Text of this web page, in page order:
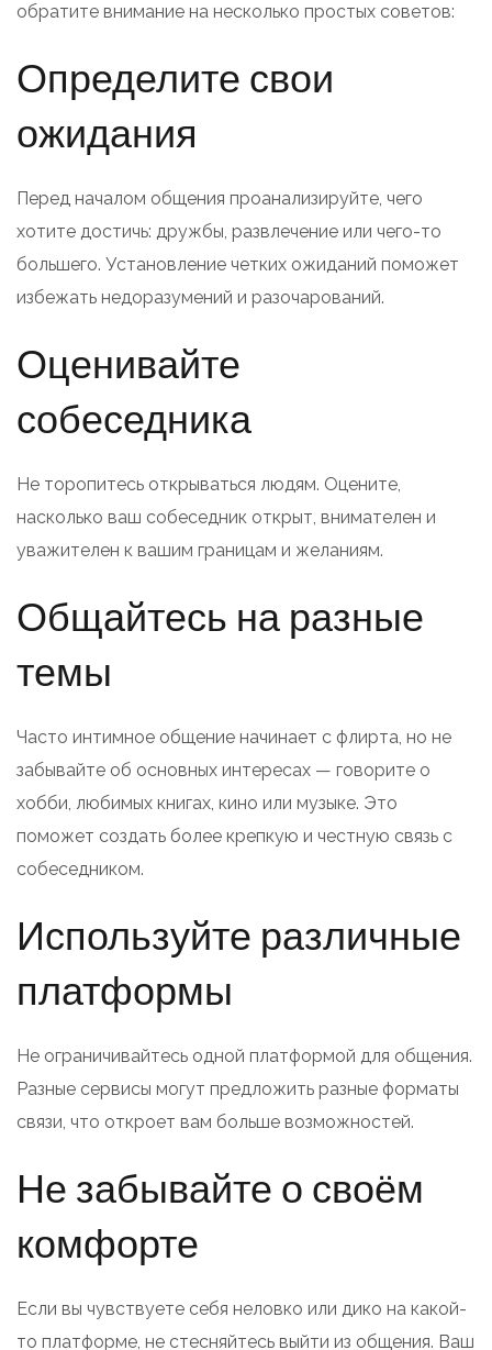
обратите внимание на несколько простых советов:
Определите свои
ожидания
Перед началом общения проанализируйте, чего
хотите достичь: дружбы, развлечение или чего-то
большего. Установление четких ожиданий поможет
избежать недоразумений и разочарований.
Оценивайте
собеседника
Не торопитесь открываться людям. Оцените,
насколько ваш собеседник открыт, внимателен и
уважителен к вашим границам и желаниям.
Общайтесь на разные
темы
Часто интимное общение начинает с флирта, но не
забывайте об основных интересах — говорите о
хобби, любимых книгах, кино или музыке. Это
поможет создать более крепкую и честную связь с
собеседником.
Используйте различные
платформы
Не ограничивайтесь одной платформой для общения.
Разные сервисы могут предложить разные форматы
связи, что откроет вам больше возможностей.
Не забывайте о своём
комфорте
Если вы чувствуете себя неловко или дико на какой-
то платформе, не стесняйтесь выйти из общения. Ваш